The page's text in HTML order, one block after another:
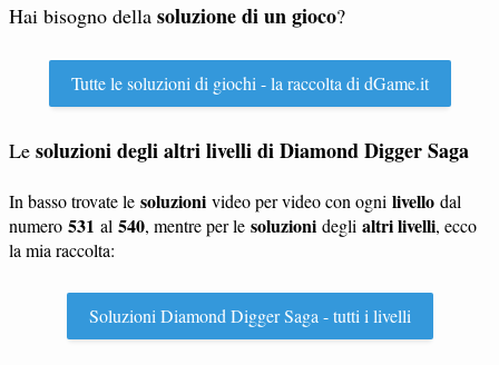
Hai bisogno della soluzione di un gioco?
Tutte le soluzioni di giochi - la raccolta di dGame.it
Le soluzioni degli altri livelli di Diamond Digger Saga
In basso trovate le soluzioni video per video con ogni livello dal
numero 531 al 540, mentre per le soluzioni degli altri livelli, ecco
la mia raccolta:
Soluzioni Diamond Digger Saga - tutti i livelli